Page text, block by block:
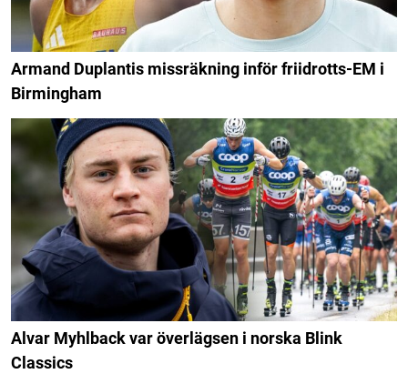
Armand Duplantis missräkning inför friidrotts-EM i
Birmingham
Alvar Myhlback var överlägsen i norska Blink
Classics